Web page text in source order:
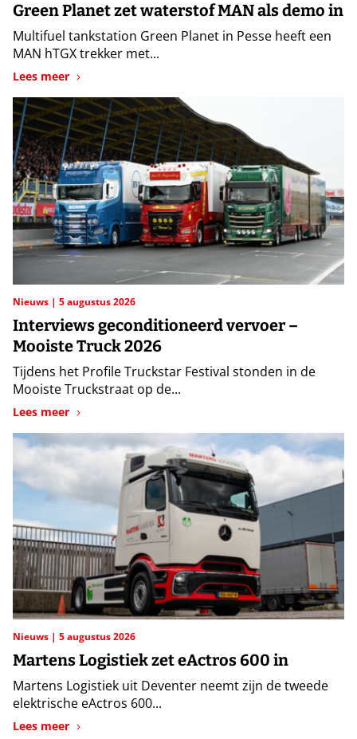
Green Planet zet waterstof MAN als demo in
Multifuel tankstation Green Planet in Pesse heeft een
MAN hTGX trekker met...
Lees meer
Nieuws 5 augustus 2026
Interviews geconditioneerd vervoer –
Mooiste Truck 2026
Tijdens het Profile Truckstar Festival stonden in de
Mooiste Truckstraat op de...
Lees meer
Nieuws 5 augustus 2026
Martens Logistiek zet eActros 600 in
Martens Logistiek uit Deventer neemt zijn de tweede
elektrische eActros 600...
Lees meer